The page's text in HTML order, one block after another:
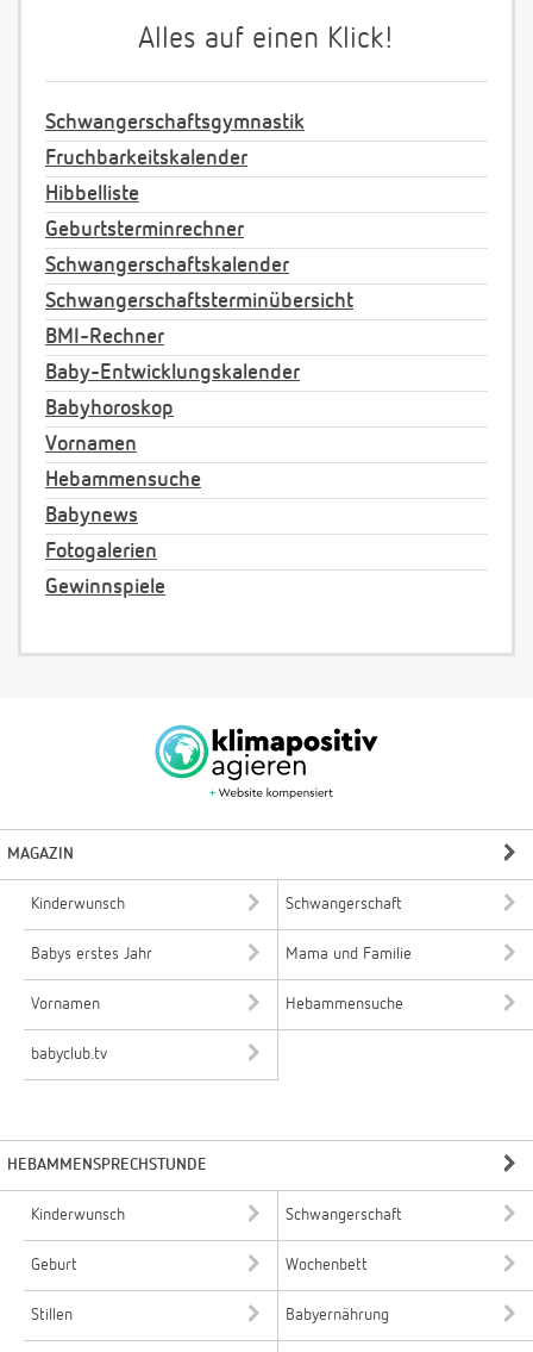
Alles auf einen Klick!
Schwangerschaftsgymnastik
Fruchbarkeitskalender
Hibbelliste
Geburtsterminrechner
Schwangerschaftskalender
Schwangerschaftsterminübersicht
BMI-Rechner
Baby-Entwicklungskalender
Babyhoroskop
Vornamen
Hebammensuche
Babynews
Fotogalerien
Gewinnspiele
MAGAZIN
Kinderwunsch Schwangerschaft
Babys erstes Jahr Mama und Familie
Vornamen Hebammensuche
babyclub.tv
HEBAMMENSPRECHSTUNDE
Kinderwunsch Schwangerschaft
Geburt Wochenbett
Stillen Babyernährung